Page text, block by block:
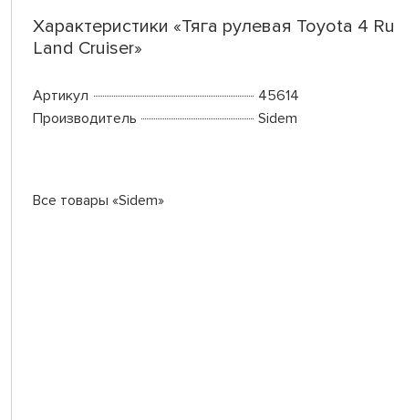
Характеристики «Тяга рулевая Toyota 4
Land Cruiser»
Артикул
45614
Производитель
Sidem
Все товары «Sidem»